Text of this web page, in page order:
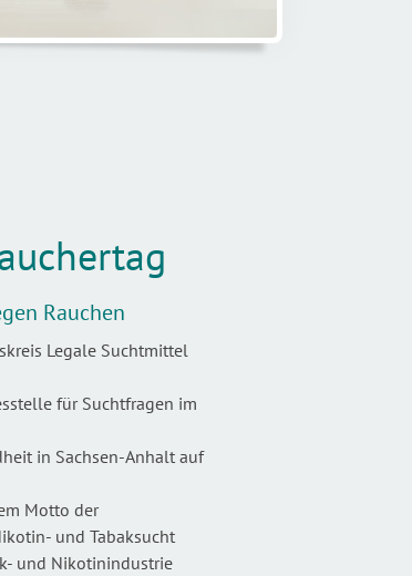
Rauchen
Legale Suchtmittel
für Suchtfragen im
in Sachsen-Anhalt auf
Motto der
und Tabaksucht
und Nikotinindustrie